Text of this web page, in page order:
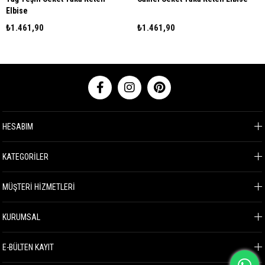
Elbise
₺1.461,90 ₺1.461,90
HESABIM
KATEGORİLER
MÜŞTERİ HİZMETLERİ
KURUMSAL
E-BÜLTEN KAYIT